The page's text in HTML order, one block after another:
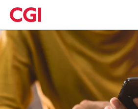
Skip
to
main
content